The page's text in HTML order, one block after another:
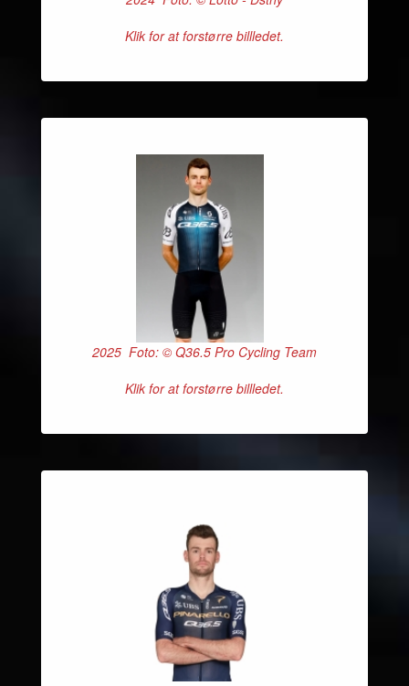
Klik for at forstørre billledet.
2025 Foto: © Q36.5 Pro Cycling Team
Klik for at forstørre billledet.